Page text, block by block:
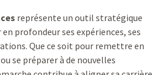
représente un outil stratégique
profondeur ses expériences, ses
Que ce soit pour remettre en
se préparer à de nouvelles